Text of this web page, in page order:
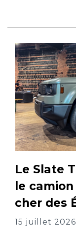
Le Slate
le
cher des
15 juillet 2026